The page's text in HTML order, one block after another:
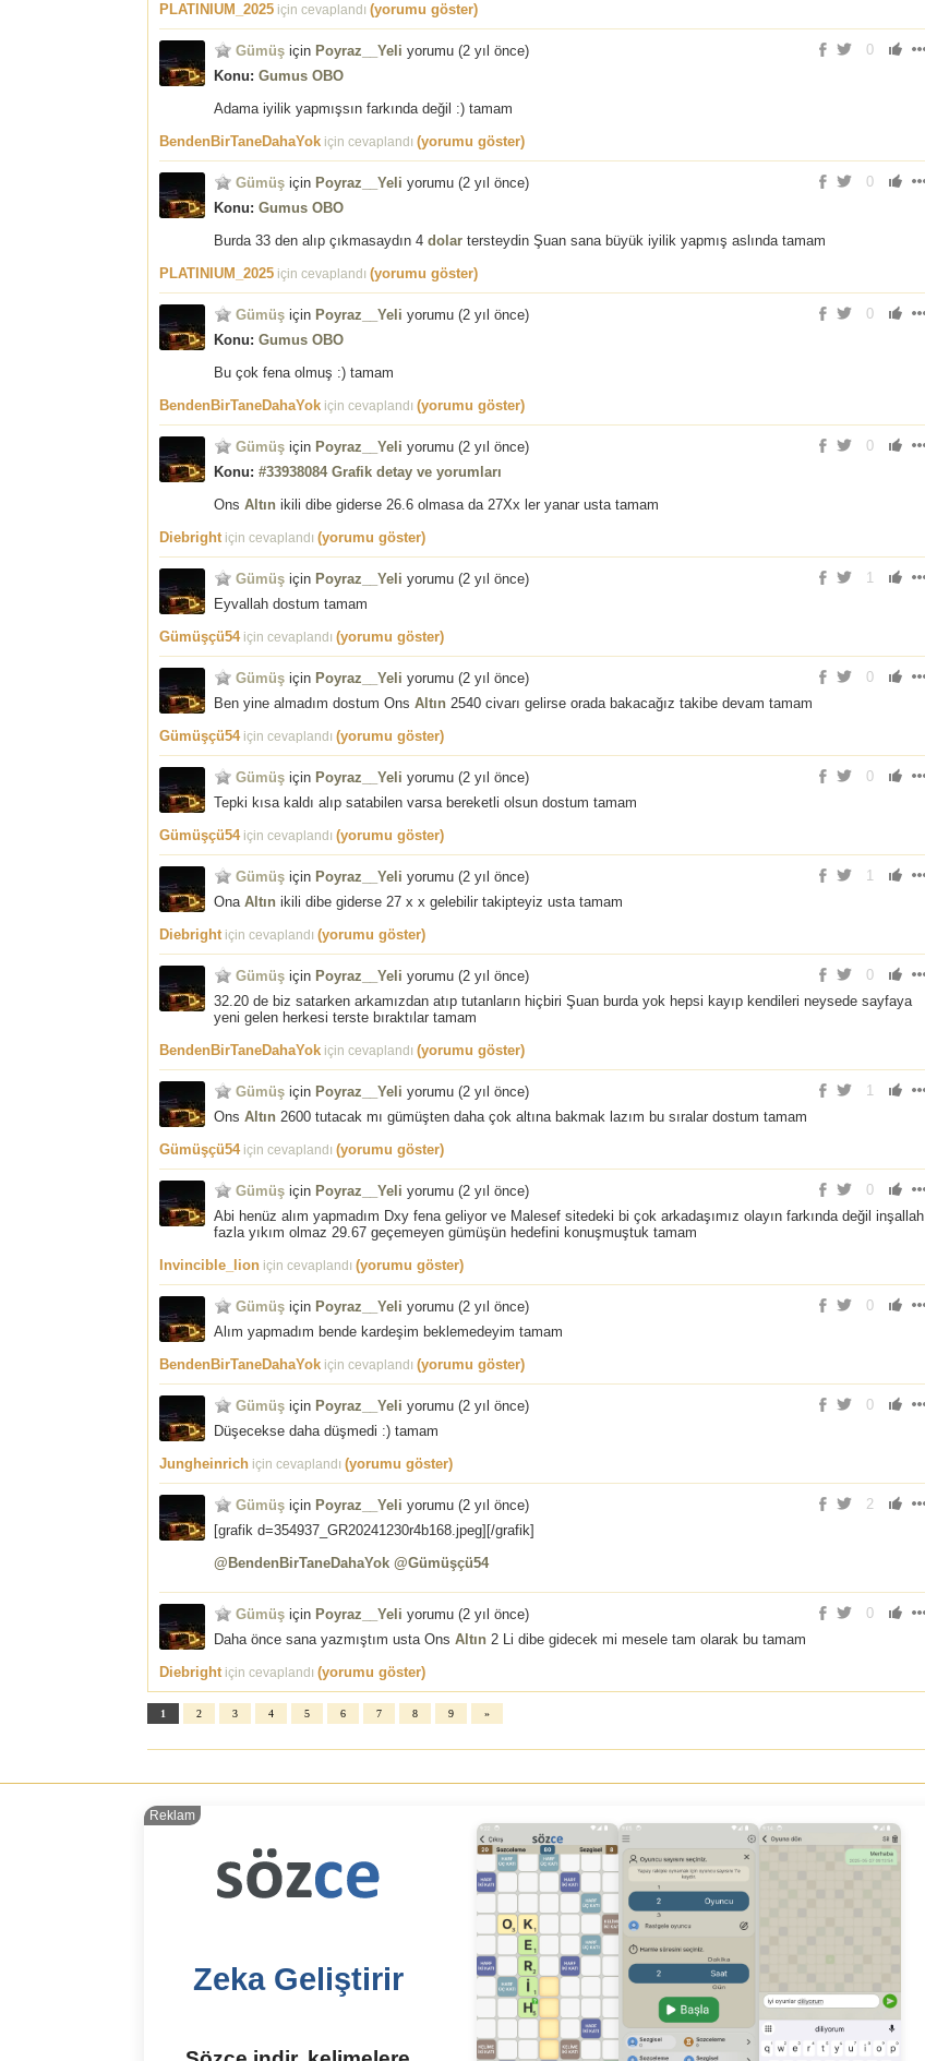
PLATINIUM_2025 için cevaplandı (yorumu göster)
0
Gümüş için Poyraz__Yeli yorumu (2 yıl önce)
Konu: Gumus OBO
Adama iyilik yapmışsın farkında değil :) tamam
BendenBirTaneDahaYok için cevaplandı (yorumu göster)
0
Gümüş için Poyraz__Yeli yorumu (2 yıl önce)
Konu: Gumus OBO
Burda 33 den alıp çıkmasaydın 4 dolar tersteydin Şuan sana büyük iyilik yapmış aslında tamam
PLATINIUM_2025 için cevaplandı (yorumu göster)
0
Gümüş için Poyraz__Yeli yorumu (2 yıl önce)
Konu: Gumus OBO
Bu çok fena olmuş :) tamam
BendenBirTaneDahaYok için cevaplandı (yorumu göster)
0
Gümüş için Poyraz__Yeli yorumu (2 yıl önce)
Konu: #33938084 Grafik detay ve yorumları
Ons Altın ikili dibe giderse 26.6 olmasa da 27Xx ler yanar usta tamam
Diebrightiçin cevaplandı (yorumu göster)
1
Gümüş için Poyraz__Yeli yorumu (2 yıl önce)
Eyvallah dostum tamam
Gümüşçü54için cevaplandı (yorumu göster)
0
Gümüş için Poyraz__Yeli yorumu (2 yıl önce)
Ben yine almadım dostum Ons Altın 2540 civarı gelirse orada bakacağız takibe devam tamam
Gümüşçü54için cevaplandı (yorumu göster)
0
Gümüş için Poyraz__Yeli yorumu (2 yıl önce)
Tepki kısa kaldı alıp satabilen varsa bereketli olsun dostum tamam
Gümüşçü54için cevaplandı (yorumu göster)
1
Gümüş için Poyraz__Yeli yorumu (2 yıl önce)
Ona Altın ikili dibe giderse 27 x x gelebilir takipteyiz usta tamam
Diebrightiçin cevaplandı (yorumu göster)
0
Gümüş için Poyraz__Yeli yorumu (2 yıl önce)
32.20 de biz satarken arkamızdan atıp tutanların hiçbiri Şuan burda yok hepsi kayıp kendileri neysede sayfaya
yeni gelen herkesi terste bıraktılar tamam
BendenBirTaneDahaYok için cevaplandı (yorumu göster)
1
Gümüş için Poyraz__Yeli yorumu (2 yıl önce)
Ons Altın 2600 tutacak mı gümüşten daha çok altına bakmak lazım bu sıralar dostum tamam
Gümüşçü54için cevaplandı (yorumu göster)
0
Gümüş için Poyraz__Yeli yorumu (2 yıl önce)
Abi henüz alım yapmadım Dxy fena geliyor ve Malesef sitedeki bi çok arkadaşımız olayın farkında değil inşallah
fazla yıkım olmaz 29.67 geçemeyen gümüşün hedefini konuşmuştuk tamam
Invincible_lion için cevaplandı (yorumu göster)
0
Gümüş için Poyraz__Yeli yorumu (2 yıl önce)
Alım yapmadım bende kardeşim beklemedeyim tamam
BendenBirTaneDahaYok için cevaplandı (yorumu göster)
0
Gümüş için Poyraz__Yeli yorumu (2 yıl önce)
Düşecekse daha düşmedi :) tamam
Jungheinrich için cevaplandı (yorumu göster)
2
Gümüş için Poyraz__Yeli yorumu (2 yıl önce)
[grafik d=354937_GR20241230r4b168.jpeg][/grafik]
@BendenBirTaneDahaYok @Gümüşçü54
0
Gümüş için Poyraz__Yeli yorumu (2 yıl önce)
Daha önce sana yazmıştım usta Ons Altın 2 Li dibe gidecek mi mesele tam olarak bu tamam
Diebrightiçin cevaplandı (yorumu göster)
1 2 3 4 5 6 7 8 9 »
Zeka Geliştirir
Reklam